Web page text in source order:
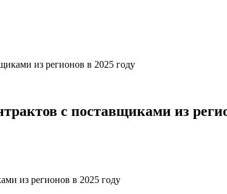
из регионов в 2025 году
с поставщиками из